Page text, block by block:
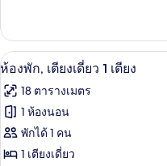
เตียง
ควีน
ไซส์
1
เตียง,
วิว
เกี่ยว
กับ
ห้อง
พี
เรีย,
เตียง
ควีน
ไซส์
เปิด
ภาพถ่าย
ทั้งหมด
ของ
ห้อง
6
ห้องพัก, เตียงเดี่ยว 1 เตียง
18 ตารางเมตร
1 ห้องนอน
พักได้ 1 คน
1 เตียงเดี่ยว